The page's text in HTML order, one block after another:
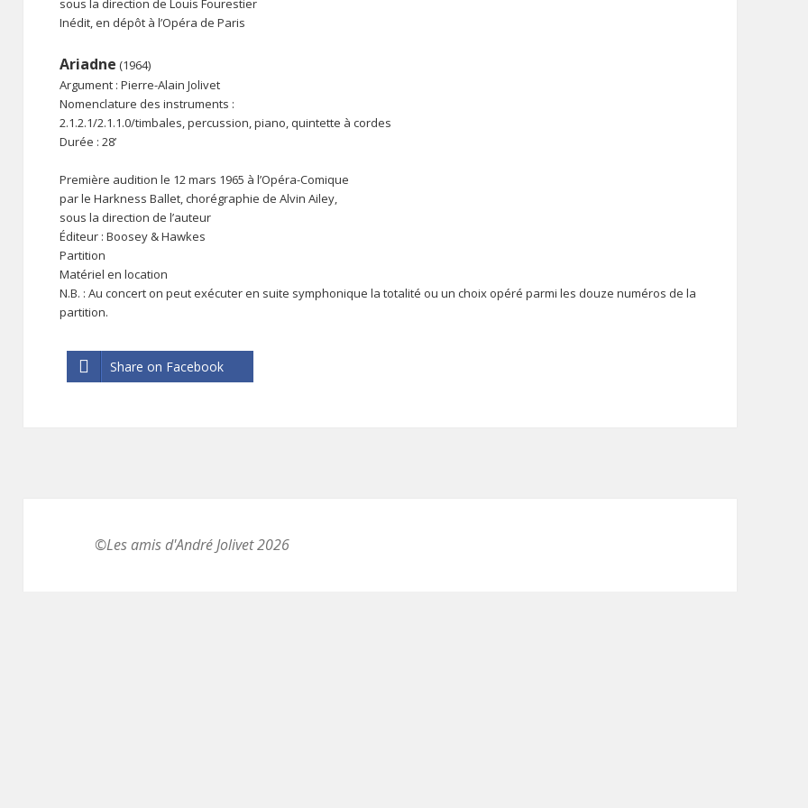
sous la direction de Louis Fourestier
Inédit, en dépôt à l’Opéra de Paris
Ariadne (1964)
Argument : Pierre-Alain Jolivet
Nomenclature des instruments :
2.1.2.1/2.1.1.0/timbales, percussion, piano, quintette à cordes
Durée : 28’
Première audition le 12 mars 1965 à l’Opéra-Comique
par le Harkness Ballet, chorégraphie de Alvin Ailey,
sous la direction de l’auteur
Éditeur : Boosey & Hawkes
Partition
Matériel en location
N.B. : Au concert on peut exécuter en suite symphonique la totalité ou un choix opéré parmi les douze numéros de la
partition.
Share on Facebook
©Les amis d'André Jolivet 2026